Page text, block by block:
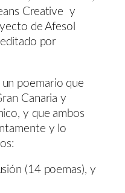
Creative y
de Afesol
por
poemario que
Canaria y
y que ambos
y lo
(14 poemas), y